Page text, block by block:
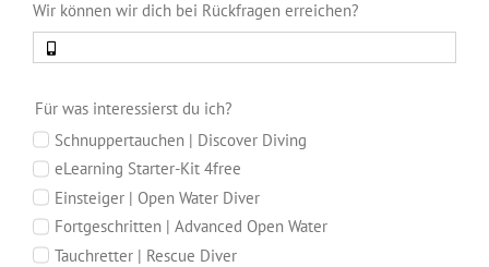
Wir können wir dich bei Rückfragen erreichen?
Für was interessierst du ich?
Schnuppertauchen | Discover Diving
eLearning Starter-Kit 4free
Einsteiger | Open Water Diver
Fortgeschritten | Advanced Open Water
Tauchretter | Rescue Diver